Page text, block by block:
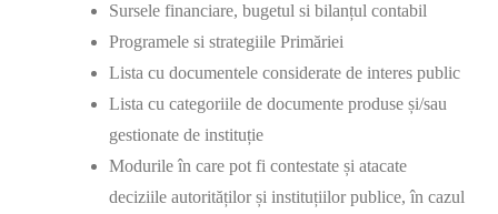
Sursele financiare, bugetul si bilanțul contabil
Programele si strategiile Primăriei
Lista cu documentele considerate de interes public
Lista cu categoriile de documente produse și/sau
gestionate de instituție
Modurile în care pot fi contestate și atacate
deciziile autorităților și instituțiilor publice, în cazul